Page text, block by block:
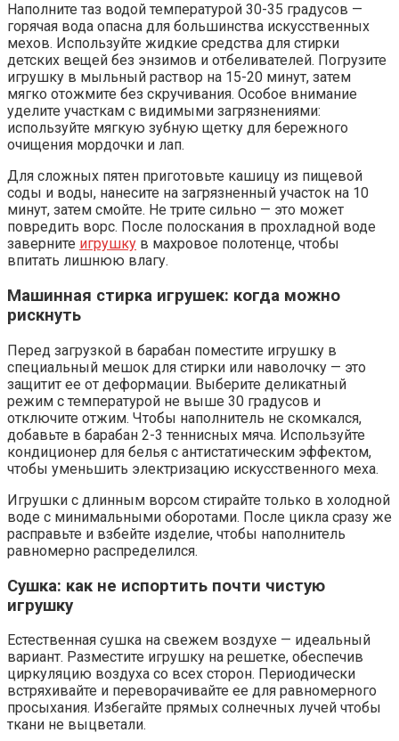
Наполните таз водой температурой 30-35 градусов —
горячая вода опасна для большинства искусственных
мехов. Используйте жидкие средства для стирки
детских вещей без энзимов и отбеливателей. Погрузите
игрушку в мыльный раствор на 15-20 минут, затем
мягко отожмите без скручивания. Особое внимание
уделите участкам с видимыми загрязнениями:
используйте мягкую зубную щетку для бережного
очищения мордочки и лап.
Для сложных пятен приготовьте кашицу из пищевой
соды и воды, нанесите на загрязненный участок на 10
минут, затем смойте. Не трите сильно — это может
повредить ворс. После полоскания в прохладной воде
заверните игрушку в махровое полотенце, чтобы
впитать лишнюю влагу.
Машинная стирка игрушек: когда можно
рискнуть
Перед загрузкой в барабан поместите игрушку в
специальный мешок для стирки или наволочку — это
защитит ее от деформации. Выберите деликатный
режим с температурой не выше 30 градусов и
отключите отжим. Чтобы наполнитель не скомкался,
добавьте в барабан 2-3 теннисных мяча. Используйте
кондиционер для белья с антистатическим эффектом,
чтобы уменьшить электризацию искусственного меха.
Игрушки с длинным ворсом стирайте только в холодной
воде с минимальными оборотами. После цикла сразу же
расправьте и взбейте изделие, чтобы наполнитель
равномерно распределился.
Сушка: как не испортить почти чистую
игрушку
Естественная сушка на свежем воздухе — идеальный
вариант. Разместите игрушку на решетке, обеспечив
циркуляцию воздуха со всех сторон. Периодически
встряхивайте и переворачивайте ее для равномерного
просыхания. Избегайте прямых солнечных лучей чтобы
ткани не выцветали.